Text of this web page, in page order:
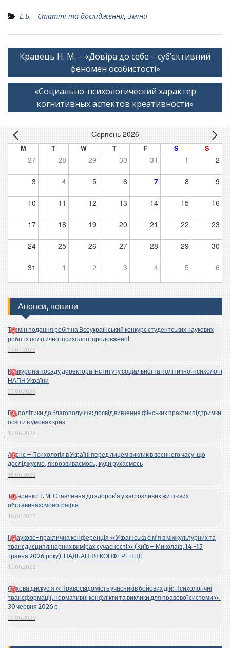
Е.Б. - Статті та дослідження, Зміни
Навігація
записів
Кравець Н. М. – «Довіра до себе – суб’єктивний
феномен особистості»
«Социально-психологический характер
когнитивных аспектов креативности»
Серпень 2026
M T W T F S S
27 28 29 30 31 1 2
3 4 5 6 7 8 9
10 11 12 13 14 15 16
17 18 19 20 21 22 23
24 25 26 27 28 29 30
31 1 2 3 4 5 6
Анонси, новини
Термін подання робіт на Всеукраїнський конкурс студентських наукових
робіт із політичної психології продовжено!
07.07.2026
Конкурс на посаду директора Інституту соціальної та політичної психології
НАПН України
23.06.2026
Від політики до благополуччя: досвід вивчення фінських практик підтримки
освіти в умовах криз
19.06.2026
Анонс – Психологія в Україні перед лицем викликів воєнного часу: що
досліджуємо, як розвиваємось, куди рухаємось
18.06.2026
Титаренко Т. М. Ставлення до здоров’я у загрозливих життєвих
обставинах: монографія
16.06.2026
ІІ Науково-практична конференція «Українська сім’я в міжкультурних та
трансдисциплінарних вимірах сучасності» (Київ – Миколаїв, 14 -15
травня 2026 року). НАДБАННЯ КОНФЕРЕНЦІЇ
10.06.2026
Фахова дискусія «Правосвідомість учасників бойових дій: Психологічні
трансформації, нормативні конфлікти та виклики для правової системи».
30 червня 2026 р.
09.06.2026